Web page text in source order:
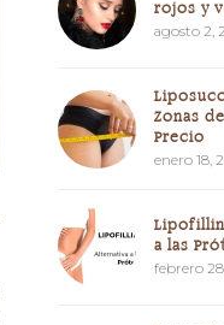
rojos y
agosto 2,
Zonas
Precio
enero 18,
a las
febrero